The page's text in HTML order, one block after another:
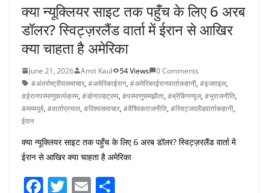
क्या न्यूक्लियर साइट तक पहुँच के लिए 6 अरब
डॉलर? स्विट्ज़रलैंड वार्ता में ईरान से आखिर
क्या चाहता है अमेरिका
June 21, 2026 Amit Kaul 54 Views
0 Comments
#अंतर्राष्ट्रीयसमाचार,#अमेरिकाईरान,#अमेरिकाईरानवार्ताकहानी,#इजराइल,
#ईरानपरमाणुकार्यक्रम,#डोनाल्डट्रम्प,#परमाणुसमझौता,#ब्रेकिंगन्यूज,#भूराजनीति,
#मध्यपूर्व,#वार्ताप्रभात,#विश्वसमाचार,#वैश्विकराजनीति,#स्विट्जरलैंडवार्ताकहानी,
ईरान
क्या न्यूक्लियर साइट तक पहुँच के लिए 6 अरब डॉलर? स्विट्ज़रलैंड वार्ता में
ईरान से आखिर क्या चाहता है अमेरिका
F T E